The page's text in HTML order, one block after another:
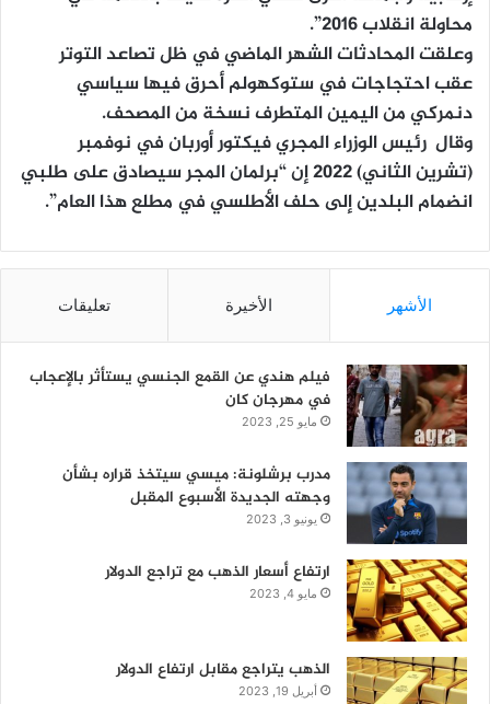
محاولة انقلاب 2016”.
وعلقت المحادثات الشهر الماضي في ظل تصاعد التوتر
عقب احتجاجات في ستوكهولم أحرق فيها سياسي
دنمركي من اليمين المتطرف نسخة من المصحف.
وقال رئيس الوزراء المجري فيكتور أوربان في نوفمبر
(تشرين الثاني) 2022 إن “برلمان المجر سيصادق على طلبي
انضمام البلدين إلى حلف الأطلسي في مطلع هذا العام”.
الأشهر الأخيرة تعليقات
فيلم هندي عن القمع الجنسي يستأثر بالإعجاب
في مهرجان كان
مايو 25, 2023
مدرب برشلونة: ميسي سيتخذ قراره بشأن
وجهته الجديدة الأسبوع المقبل
يونيو 3, 2023
ارتفاع أسعار الذهب مع تراجع الدولار
مايو 4, 2023
الذهب يتراجع مقابل ارتفاع الدولار
أبريل 19, 2023